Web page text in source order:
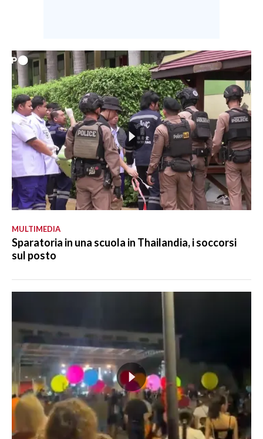
MULTIMEDIA
Sparatoria in una scuola in Thailandia, i soccorsi
sul posto